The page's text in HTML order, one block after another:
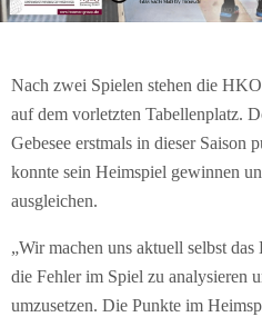
Nach zwei Spielen stehen die
auf dem vorletzten Tabellenplatz.
Gebesee erstmals in dieser Saison
konnte sein Heimspiel gewinnen
ausgleichen.
„Wir machen uns aktuell selbst
die Fehler im Spiel zu analysieren
umzusetzen. Die Punkte im